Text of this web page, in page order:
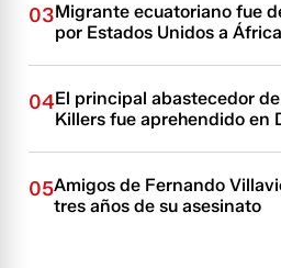
03Migrante ecuatoriano fue
por Estados Unidos a África
04El principal abastecedor
Killers fue aprehendido en
05Amigos de Fernando
tres años de su asesinato